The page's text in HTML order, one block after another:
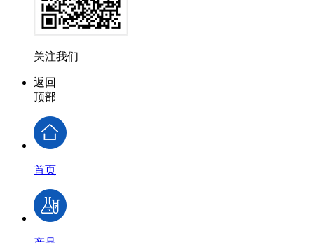
关注我们
返回
顶部
首页